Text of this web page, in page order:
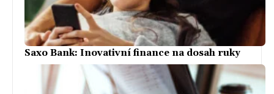
Saxo Bank: Inovativní finance na dosah ruky